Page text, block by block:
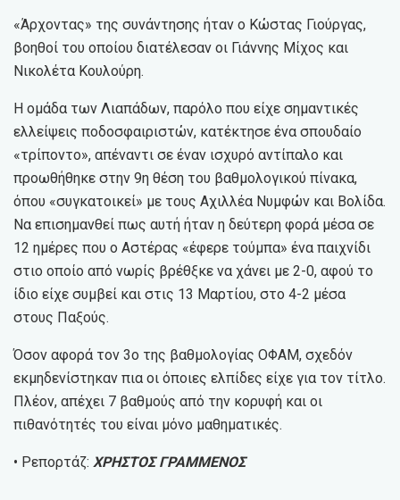
«Άρχοντας» της συνάντησης ήταν ο Κώστας Γιούργας,
βοηθοί του οποίου διατέλεσαν οι Γιάννης Μίχος και
Νικολέτα Κουλούρη.
Η ομάδα των Λιαπάδων, παρόλο που είχε σημαντικές
ελλείψεις ποδοσφαιριστών, κατέκτησε ένα σπουδαίο
«τρίποντο», απέναντι σε έναν ισχυρό αντίπαλο και
προωθήθηκε στην 9η θέση του βαθμολογικού πίνακα,
όπου «συγκατοικεί» με τους Αχιλλέα Νυμφών και Βολίδα.
Να επισημανθεί πως αυτή ήταν η δεύτερη φορά μέσα σε
12 ημέρες που ο Αστέρας «έφερε τούμπα» ένα παιχνίδι
στιο οποίο από νωρίς βρέθξκε να χάνει με 2-0, αφού το
ίδιο είχε συμβεί και στις 13 Μαρτίου, στο 4-2 μέσα
στους Παξούς.
Όσον αφορά τον 3ο της βαθμολογίας ΟΦΑΜ, σχεδόν
εκμηδενίστηκαν πια οι όποιες ελπίδες είχε για τον τίτλο.
Πλέον, απέχει 7 βαθμούς από την κορυφή και οι
πιθανότητές του είναι μόνο μαθηματικές.
• Ρεπορτάζ: ΧΡΗΣΤΟΣ ΓΡΑΜΜΕΝΟΣ